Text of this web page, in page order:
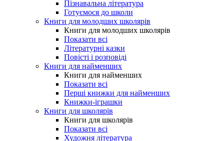
Пізнавальна література
Готуємося до школи
Книги для молодших школярів
Книги для молодших школярів
Показати всі
Літературні казки
Повісті і розповіді
Книги для найменших
Книги для найменших
Показати всі
Перші книжки для найменших
Книжки-іграшки
Книги для школярів
Книги для школярів
Показати всі
Художня література